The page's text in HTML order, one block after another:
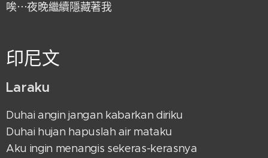
唉⋯夜晚繼續隱藏著我
印尼文
Laraku
Duhai angin jangan kabarkan diriku
Duhai hujan hapuslah air mataku
Aku ingin menangis sekeras-kerasnya